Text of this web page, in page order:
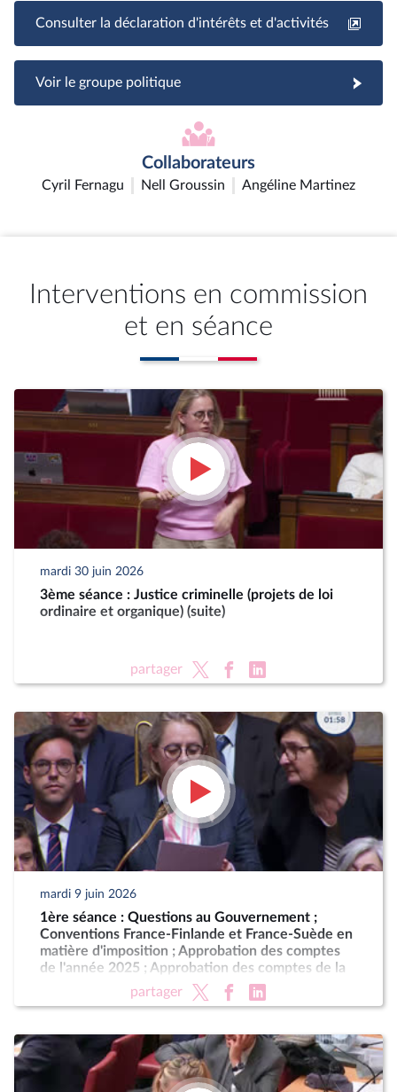
Consulter la déclaration d'intérêts et d'activités
Voir le groupe politique
Collaborateurs
Cyril Fernagu Nell Groussin Angéline Martinez
Interventions en commission
et en séance
mardi 30 juin 2026
3ème séance : Justice criminelle (projets de loi
ordinaire et organique) (suite)
partager
mardi 9 juin 2026
1ère séance : Questions au Gouvernement ;
Conventions France-Finlande et France-Suède en
matière d'imposition ; Approbation des comptes
de l'année 2025 ; Approbation des comptes de la
sécurité sociale de l'année 2025
partager